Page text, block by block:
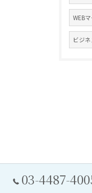
WEB
ビジ
03-4487-